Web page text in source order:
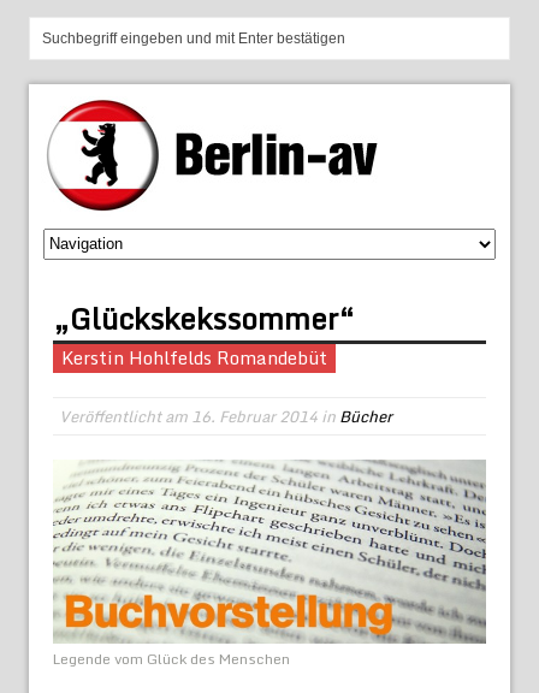
„Glückskekssommer“
Kerstin Hohlfelds Romandebüt
Veröffentlicht am16. Februar 2014inBücher
Legende vom Glück des Menschen